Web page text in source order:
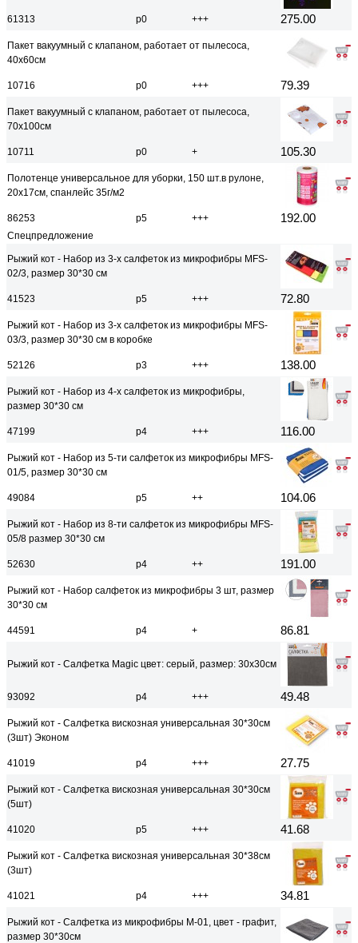
61313 р0 +++ 275.00
Пакет вакуумный с клапаном, работает от пылесоса,
40x60см
10716 р0 +++ 79.39
Пакет вакуумный с клапаном, работает от пылесоса,
70х100см
10711 р0 + 105.30
Полотенце универсальное для уборки, 150 шт.в рулоне,
20х17см, спанлейс 35г/м2
86253 р5 +++ 192.00
Спецпредложение
Рыжий кот - Набор из 3-х салфеток из микрофибры MFS-
02/3, размер 30*30 см
41523 р5 +++ 72.80
Рыжий кот - Набор из 3-х салфеток из микрофибры MFS-
03/3, размер 30*30 см в коробке
52126 р3 +++ 138.00
Рыжий кот - Набор из 4-х салфеток из микрофибры,
размер 30*30 см
47199 р4 +++ 116.00
Рыжий кот - Набор из 5-ти салфеток из микрофибры MFS-
01/5, размер 30*30 см
49084 р5 ++ 104.06
Рыжий кот - Набор из 8-ти салфеток из микрофибры MFS-
05/8 размер 30*30 см
52630 р4 ++ 191.00
Рыжий кот - Набор салфеток из микрофибры 3 шт, размер
30*30 см
44591 р4 + 86.81
Рыжий кот - Салфетка Magic цвет: серый, размер: 30х30см
93092 р4 +++ 49.48
Рыжий кот - Салфетка вискозная универсальная 30*30см
(3шт) Эконом
41019 р4 +++ 27.75
Рыжий кот - Салфетка вискозная универсальная 30*30см
(5шт)
41020 р5 +++ 41.68
Рыжий кот - Салфетка вискозная универсальная 30*38см
(3шт)
41021 р4 +++ 34.81
Рыжий кот - Салфетка из микрофибры M-01, цвет - графит,
размер 30*30см